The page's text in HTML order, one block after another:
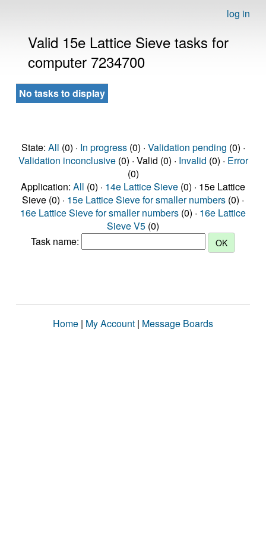
log in
Valid 15e Lattice Sieve tasks for
computer 7234700
No tasks to display
State: All (0) · In progress(0) · Validation pending (0) ·
Validation inconclusive(0) · Valid (0) · Invalid (0) · Error
(0)
Application: All (0) · 14e Lattice Sieve (0) · 15e Lattice
Sieve (0) · 15e Lattice Sieve for smaller numbers (0) ·
16e Lattice Sieve for smaller numbers (0) · 16e Lattice
Sieve V5 (0)
Task name:
Home | My Account | Message Boards